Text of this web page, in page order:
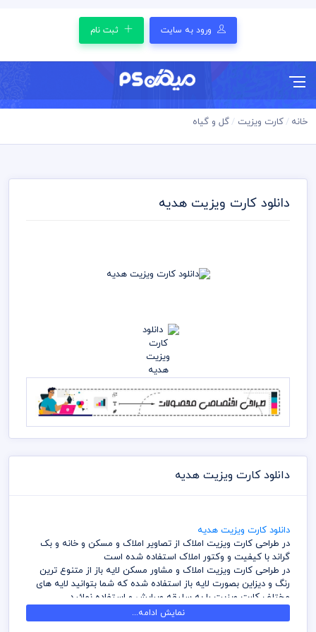
ورود به سایت ثبت نام
خانه کارت ویزیت گل و گیاه
دانلود کارت ویزیت هدیه
دانلود کارت ویزیت هدیه
دانلود کارت ویزیت هدیه
در طراحی کارت ویزیت املاک از تصاویر املاک و مسکن و خانه و بک
گراند با کیفیت و وکتور املاک استفاده شده است
در طراحی کارت ویزیت املاک و مشاور مسکن لایه باز از متنوع ترین
رنگ و دیزاین بصورت لایه باز استفاده شده که شما بتوانید لایه های
مختلف کارت ویزیت را به سلیقه ویرایش و استفاده نمائید
در طراحی کارت ویزیت میهن پی اس دی از تصاویر و وکتورهای
باکیفیت استفاده شده است برای استفاده و چاپ رعایت نکات زیر
نمایش ادامه...